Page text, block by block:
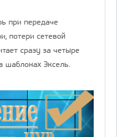
при передаче
потери сетевой
сразу за четыре
шаблонах Эксель.